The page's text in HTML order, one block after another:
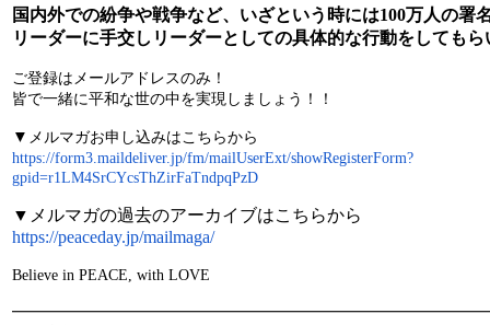
国内外での紛争や戦争など、いざという時には100万人の署
リーダーに手交しリーダーとしての具体的な行動をしてもら
ご登録はメールアドレスのみ！
皆で一緒に平和な世の中を実現しましょう！！
▼ メルマガお申し込みはこちらから
https://form3.maildeliver.jp/fm/mailUserExt/showRegisterForm?
gpid=r1LM4SrCYcsThZirFaTndpqPzD
▼メルマガの過去のアーカイブはこちらから
https://peaceday.jp/mailmaga/
Believe in PEACE, with LOVE